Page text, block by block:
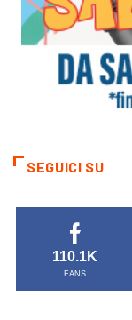
SEGUICI SU
110.1K
FANS